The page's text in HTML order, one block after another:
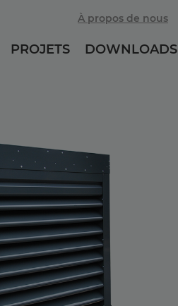
À propos de nous
PROJETS DOWNLOADS